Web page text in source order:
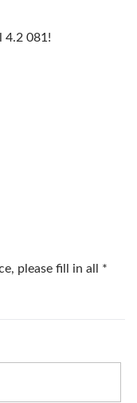
4.2 081!